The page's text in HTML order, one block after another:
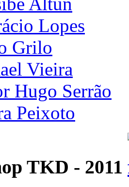
Lopes
Grilo
Vieira
Hugo Serrão
Peixoto
TKD - 2011